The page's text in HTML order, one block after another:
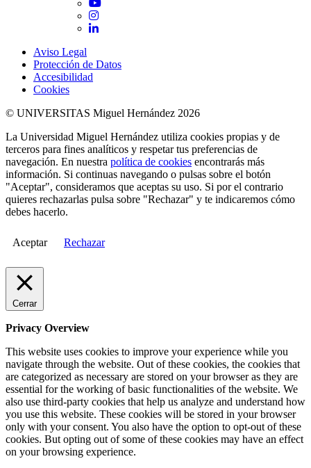
Instagram
LinkedIn
Aviso Legal
Protección de Datos
Accesibilidad
Cookies
© UNIVERSITAS Miguel Hernández 2026
La Universidad Miguel Hernández utiliza cookies propias y de
terceros para fines analíticos y respetar tus preferencias de
navegación. En nuestra política de cookies encontrarás más
información. Si continuas navegando o pulsas sobre el botón
"Aceptar", consideramos que aceptas su uso. Si por el contrario
quieres rechazarlas pulsa sobre "Rechazar" y te indicaremos cómo
debes hacerlo.
Aceptar Rechazar
Cerrar
Privacy Overview
This website uses cookies to improve your experience while you
navigate through the website. Out of these cookies, the cookies that
are categorized as necessary are stored on your browser as they are
essential for the working of basic functionalities of the website. We
also use third-party cookies that help us analyze and understand how
you use this website. These cookies will be stored in your browser
only with your consent. You also have the option to opt-out of these
cookies. But opting out of some of these cookies may have an effect
on your browsing experience.